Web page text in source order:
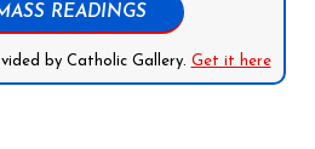
READINGS
by Catholic Gallery. Get it here